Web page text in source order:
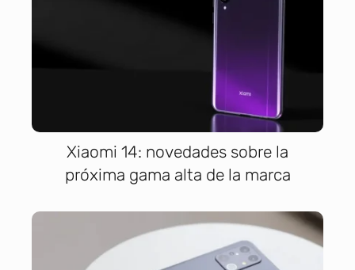
Xiaomi 14: novedades sobre la
próxima gama alta de la marca